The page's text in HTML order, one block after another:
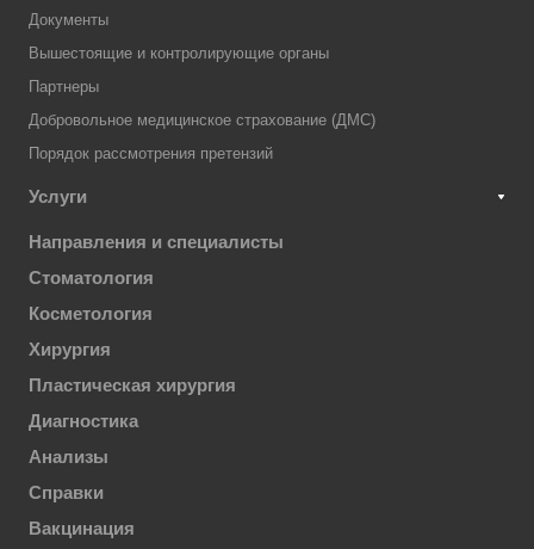
Документы
Вышестоящие и контролирующие органы
Партнеры
Добровольное медицинское страхование (ДМС)
Порядок рассмотрения претензий
Услуги
Направления и специалисты
Стоматология
Косметология
Хирургия
Пластическая хирургия
Диагностика
Анализы
Справки
Вакцинация